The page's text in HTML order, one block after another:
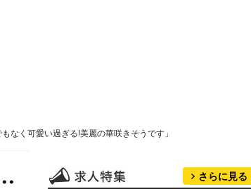
なく可愛い過ぎる!美麗の華咲きそうです」
さらに見る